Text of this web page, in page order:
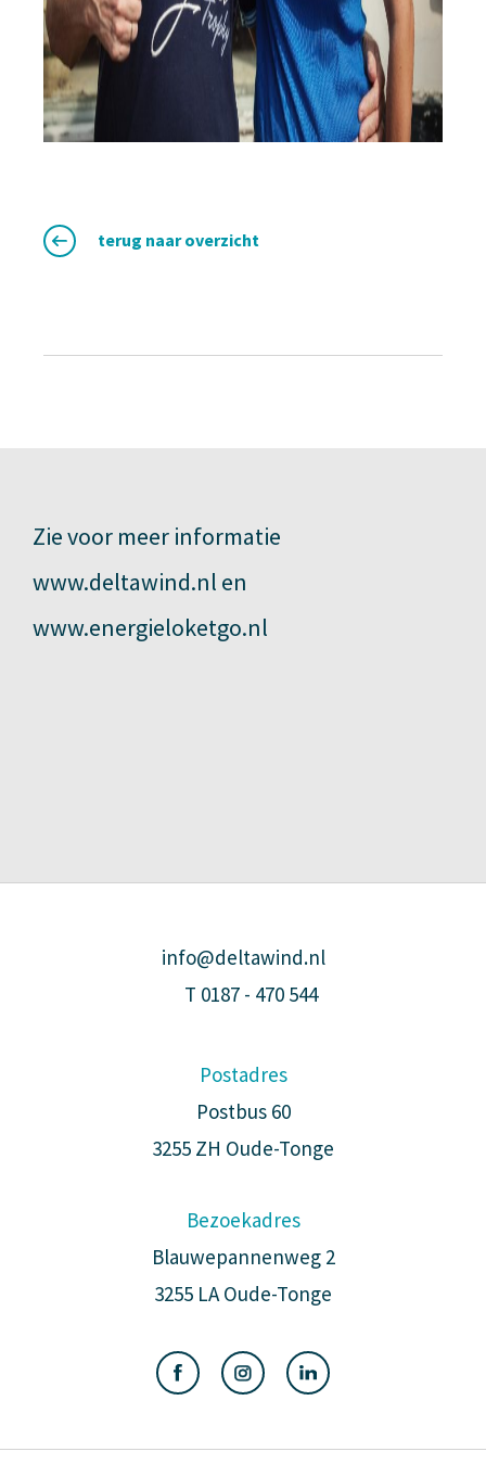
terug naar overzicht
Zie voor meer informatie
www.deltawind.nl en
www.energieloketgo.nl
info@deltawind.nl
T 0187 - 470 544
Postadres
Postbus 60
3255 ZH Oude-Tonge
Bezoekadres
Blauwepannenweg 2
3255 LA Oude-Tonge